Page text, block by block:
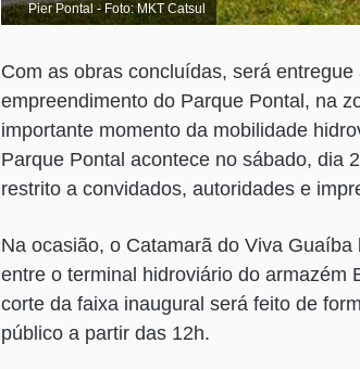
Pier Pontal - Foto: MKT Catsul
Com as obras concluídas, será
empreendimento do Parque Pontal, na
importante momento da mobilidade
Parque Pontal acontece no sábado, dia
restrito a convidados, autoridades e
Na ocasião, o Catamarã do Viva
entre o terminal hidroviário do armazém
corte da faixa inaugural será feito de
público a partir das 12h.